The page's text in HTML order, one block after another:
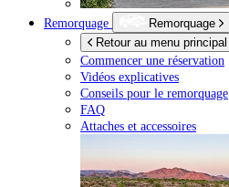
Remorquage
Remorquage
Retour au menu principal
Commencer une réservation
Vidéos explicatives
Conseils pour le remorquage
FAQ
Attaches et accessoires